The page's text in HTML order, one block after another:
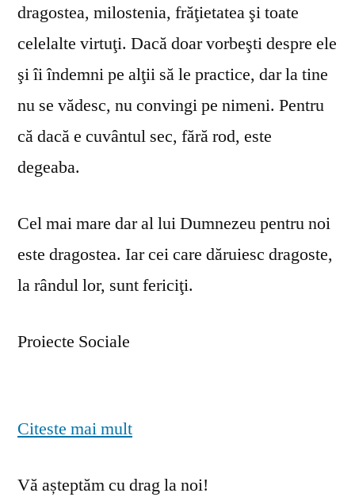
dragostea, milostenia, frăţietatea şi toate
celelalte virtuţi. Dacă doar vorbeşti despre ele
şi îi îndemni pe alţii să le practice, dar la tine
nu se vă­desc, nu convingi pe nimeni. Pentru
că dacă e cuvântul sec, fără rod, este
degeaba.
Cel mai mare dar al lui Dumnezeu pentru noi
este dragostea. Iar cei care dăruiesc dragoste,
la rândul lor, sunt fericiţi.
Proiecte Sociale
Citeste mai mult
Vă așteptăm cu drag la noi!